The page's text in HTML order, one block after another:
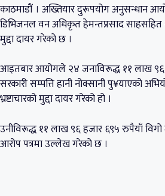
काठमाडौं । अख्तियार दुरूपयोग अनुसन्धान
डिभिजनल वन अधिकृत हेमन्तप्रसाद साहसहित
मुद्दा दायर गरेको छ ।
आइतबार आयोगले २४ जनाविरूद्ध ११ लाख ९६
सरकारी सम्पत्ति हानी नोक्सानी पु¥याएको
भ्रष्टाचारको मुद्दा दायर गरेको हो ।
उनीविरूद्ध ११ लाख ९६ हजार ६९५ रुपैयाँ
आरोप पत्रमा उल्लेख गरेको छ ।